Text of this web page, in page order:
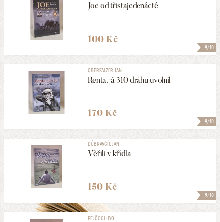
9/10
Joe od třistajedenácté
100 Kč
9/10
OBERFALZER JAN
Renta, já 310 dráhu uvolnil
170 Kč
9/10
DÚBRAVČÍK JAN
Věřili v křídla
150 Kč
PEJČOCH IVO